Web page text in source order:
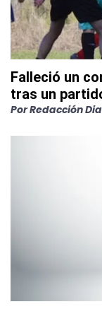
Falleció un
tras un
PorRedacción